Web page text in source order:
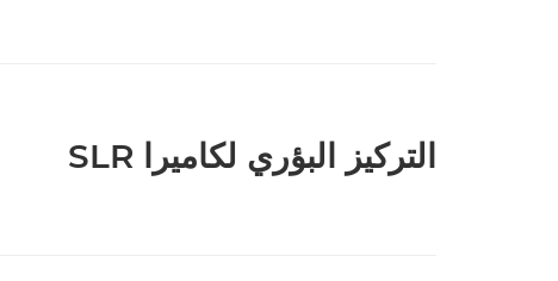
التركيز البؤري لكاميرا SLR